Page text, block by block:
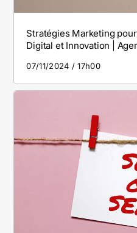
Stratégies Marketing
Digital et Innovation |
07/11/2024 17h00